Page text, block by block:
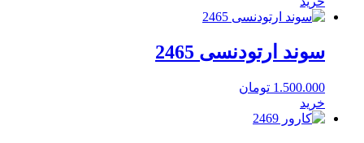
سوند ارتودنسی 2465
1.500.000 تومان
خرید